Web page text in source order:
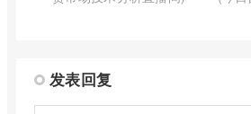
发表回复